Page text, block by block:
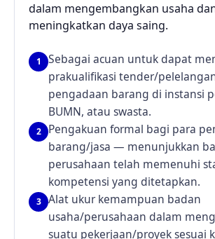
dalam mengembangkan usaha
meningkatkan daya saing.
1
Sebagai acuan untuk dapat
prakualifikasi tender/
pengadaan barang di instansi
BUMN, atau swasta.
2
Pengakuan formal bagi para
barang/jasa — menunjukkan
perusahaan telah memenuhi
kompetensi yang ditetapkan.
3
Alat ukur kemampuan badan
usaha/perusahaan dalam
suatu pekerjaan/proyek sesuai